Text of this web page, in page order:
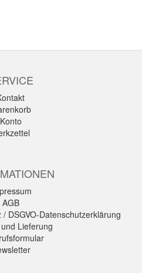
Konto
AGB
DSGVO-Datenschutzerklärung
Lieferung